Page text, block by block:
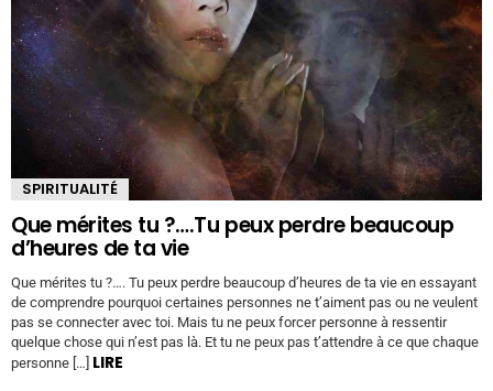
SPIRITUALITÉ
Que mérites tu ?….Tu peux perdre beaucoup
d’heures de ta vie
Que mérites tu ?…. Tu peux perdre beaucoup d’heures de ta vie en essayant
de comprendre pourquoi certaines personnes ne t’aiment pas ou ne veulent
pas se connecter avec toi. Mais tu ne peux forcer personne à ressentir
quelque chose qui n’est pas là. Et tu ne peux pas t’attendre à ce que chaque
personne […] LIRE